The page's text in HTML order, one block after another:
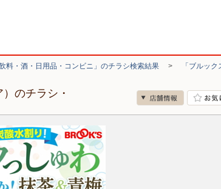
料・酒・日用品・コンビニ」のチラシ検索結果 >
「ブルッ
のチラシ・